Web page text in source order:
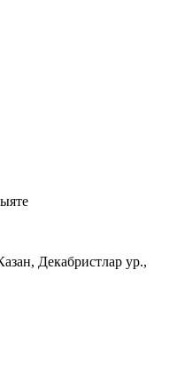
Декабристлар ур.,